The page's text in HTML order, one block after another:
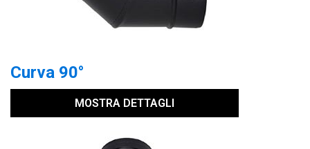
Curva 90°
MOSTRA DETTAGLI